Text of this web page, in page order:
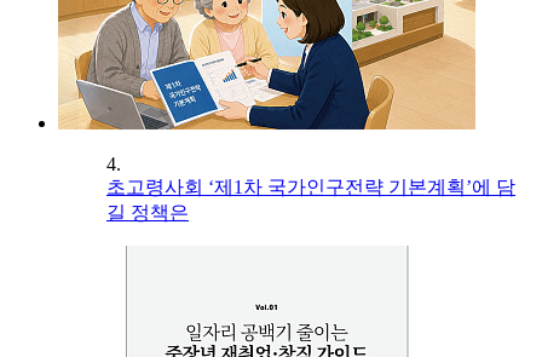
4.
초고령사회 ‘제1차 국가인구전략 기본계획’에 담
길 정책은